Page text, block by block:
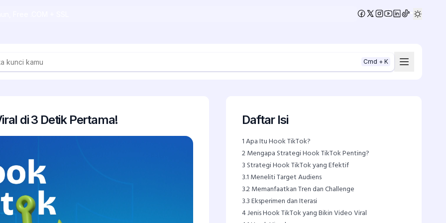
Cmd + K
di 3 Detik Pertama! Daftar Isi
1Apa Itu Hook TikTok?
2Mengapa Strategi Hook TikTok Penting?
3 Strategi Hook TikTok yang Efektif
3.1 Meneliti Target Audiens
3.2Memanfaatkan Tren dan Challenge
3.3Eksperimen dan Iterasi
4Jenis Hook TikTok yang Bikin Video Viral